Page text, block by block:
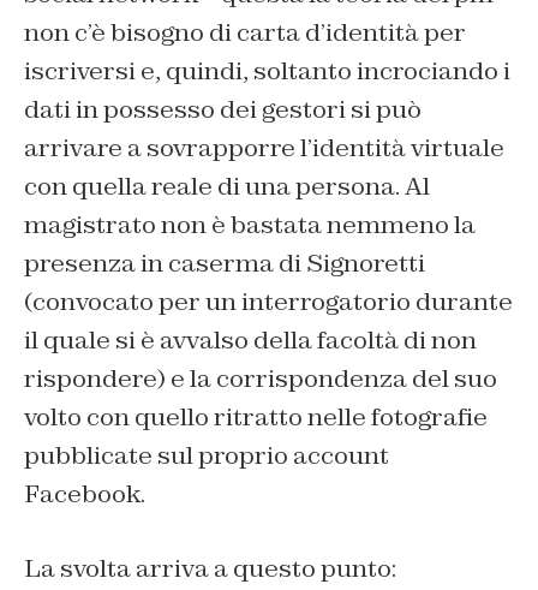
non c’è bisogno di carta d’identità per
iscriversi e, quindi, soltanto incrociando i
dati in possesso dei gestori si può
arrivare a sovrapporre l’identità virtuale
con quella reale di una persona. Al
magistrato non è bastata nemmeno la
presenza in caserma di Signoretti
(convocato per un interrogatorio durante
il quale si è avvalso della facoltà di non
rispondere) e la corrispondenza del suo
volto con quello ritratto nelle fotografie
pubblicate sul proprio account
Facebook.
La svolta arriva a questo punto: